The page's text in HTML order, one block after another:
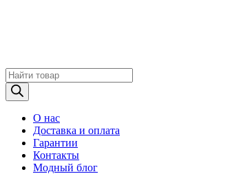
Поиск
товаров
О нас
Доставка и оплата
Гарантии
Контакты
Модный блог